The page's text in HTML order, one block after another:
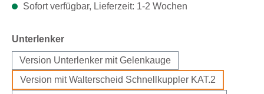
Sofort verfügbar, Lieferzeit: 1-2 Wochen
Unterlenkerauswählen
Version Unterlenker mit Gelenkauge
Version mit Walterscheid Schnellkuppler KAT.2